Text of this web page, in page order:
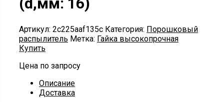
Артикул: 2c225aaf135c Категория: Порошковый
распылитель Метка: Гайка высокопрочная
Купить
Цена по запросу
Описание
Доставка